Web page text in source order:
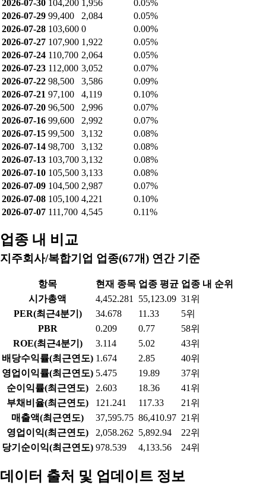
2026-07-10 105,500 526
2.22%
2026-07-09 104,500 1,490
4.46%
2026-07-08 105,100 1,495 5.55%
공매도 잔고
날짜 종가 공매도 잔고
공매도 비중
2026-08-05 107,500 2,705
0.07%
2026-08-04 106,700 2,577
0.06%
2026-08-03 105,500 2,695
0.07%
2026-07-31 104,600 2,689
0.06%
2026-07-30 104,200 1,956
0.05%
2026-07-29 99,400 2,084
0.05%
2026-07-28 103,600 0
0.00%
2026-07-27 107,900 1,922
0.05%
2026-07-24 110,700 2,064
0.05%
2026-07-23 112,000 3,052
0.07%
2026-07-21
97,100
2026-07-20 96,500 2,996
0.07%
0.07%
2026-07-15 99,500 3,132
0.08%
2026-07-14 98,700 3,132
0.08%
2026-07-13 103,700
2026-07-10 105,500 3,133
0.08%
2026-07-09 104,500 2,987
0.07%
2026-07-08 105,100 4,221
0.10%
2026-07-07 111,700 4,545 0.11%
업종 내 비교
지주회사/복합기업 업종(67개) 연간 기준
항목 현재 종목 업종 평균
업종 내 순위
시가총액
4,452.281 55,123.09
31위
PBR
0.209 0.77
58위